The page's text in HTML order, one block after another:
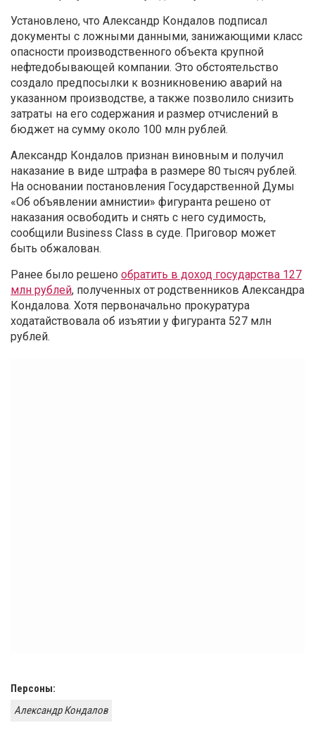
Установлено, что Александр Кондалов подписал
документы с ложными данными, занижающими класс
опасности производственного объекта крупной
нефтедобывающей компании. Это обстоятельство
создало предпосылки к возникновению аварий на
указанном производстве, а также позволило снизить
затраты на его содержания и размер отчислений в
бюджет на сумму около 100 млн рублей.
Александр Кондалов признан виновным и получил
наказание в виде штрафа в размере 80 тысяч рублей.
На основании постановления Государственной Думы
«Об объявлении амнистии» фигуранта решено от
наказания освободить и снять с него судимость,
сообщили Business Class в суде. Приговор может
быть обжалован.
Ранее было решено обратить в доход государства 127
млн рублей, полученных от родственников Александра
Кондалова. Хотя первоначально прокуратура
ходатайствовала об изъятии у фигуранта 527 млн
рублей.
Персоны:
Александр Кондалов